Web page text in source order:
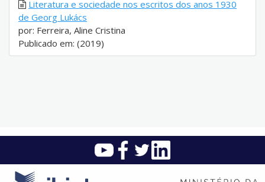
Literatura e sociedade nos escritos dos anos 1930
de Georg Lukács
por: Ferreira, Aline Cristina
Publicado em: (2019)